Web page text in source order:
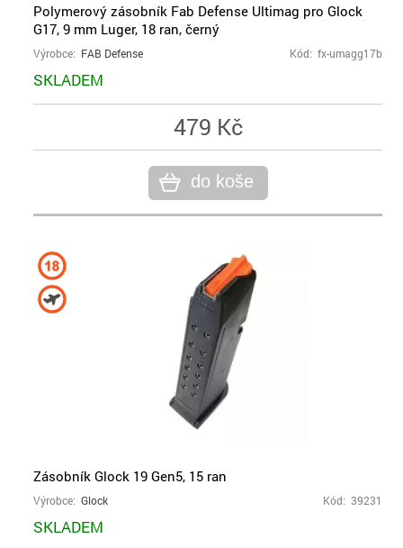
Polymerový zásobník Fab Defense Ultimag pro Glock
G17, 9 mm Luger, 18 ran, černý
Výrobce: FAB Defense Kód: fx-umagg17b
SKLADEM
479 Kč
do koše
Zásobník Glock 19 Gen5, 15 ran
Výrobce: Glock Kód: 39231
SKLADEM